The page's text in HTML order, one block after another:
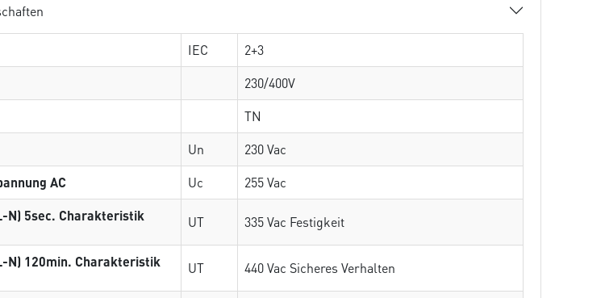
IEC
2+3
230/400V
TN
Un
230 Vac
AC
Uc
255 Vac
N) 5sec. Charakteristik
UT 335 Vac Festigkeit
N) 120min. Charakteristik UT 440 Vac Sicheres Verhalten